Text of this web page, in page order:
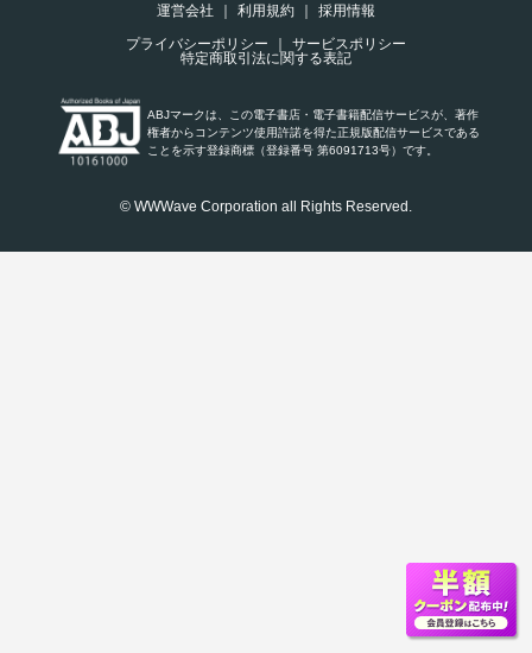
運営会社 利用規約
採用情報
プライバシーポリシー
サービスポリシー
特定商取引法に関する表記
ABJマークは、この電子書店・電子書籍配信サービスが、著作
権者からコンテンツ使用許諾を得た正規版配信サービスである
ことを示す登録商標（登録番号 第6091713号）です。
© WWWave Corporation all Rights Reserved.